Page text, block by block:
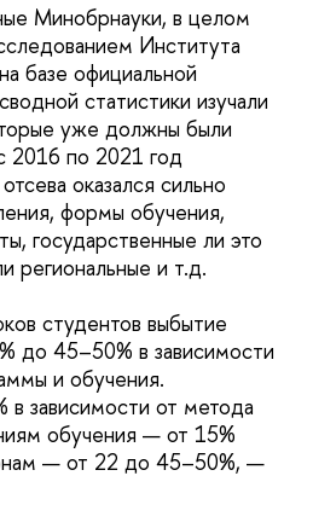
Минобрнауки, в целом
Института
базе официальной
статистики изучали
уже должны были
2016 по 2021 год
оказался сильно
формы обучения,
государственные ли это
региональные и т.д.
студентов выбытие
до 45–50% в зависимости
и обучения.
зависимости от метода
обучения — от 15%
— от 22 до 45–50%, —